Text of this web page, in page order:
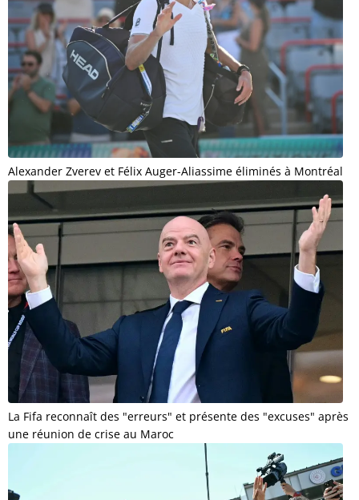
Alexander Zverev et Félix Auger-Aliassime éliminés à Montréal
La Fifa reconnaît des "erreurs" et présente des "excuses" après
une réunion de crise au Maroc